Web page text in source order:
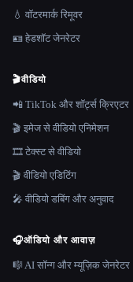
💧 वॉटरमार्क रिमूवर
🪪 हेडशॉट जेनरेटर
🎬वीडियो
📲 TikTok और शॉर्ट्स क्रिएटर
🎬 इमेज से वीडियो एनिमेशन
🎞️ टेक्स्ट से वीडियो
🎬 वीडियो एडिटिंग
🎤 वीडियो डबिंग और अनुवाद
🎧ऑडियो और आवाज़
🎼 AI सॉन्ग और म्यूज़िक जेनरेटर